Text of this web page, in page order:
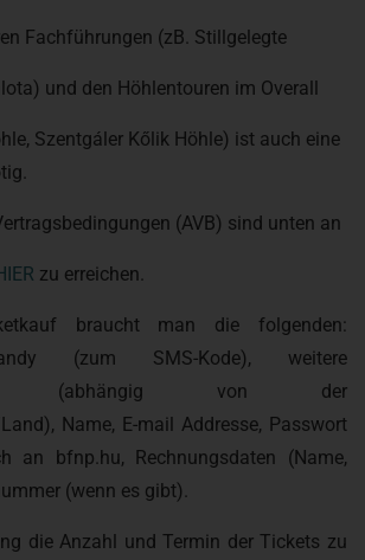
Fachführungen (zB. Stillgelegte
und den Höhlentouren im Overall
Szentgáler Kőlik Höhle) ist auch eine
(AVB) sind unten an
zu erreichen.
braucht man die folgenden:
(zum SMS-Kode), weitere
(abhängig von der
Name, E-mail Addresse, Passwort
an bfnp.hu, Rechnungsdaten (Name,
(wenn es gibt).
die Anzahl und Termin der Tickets zu